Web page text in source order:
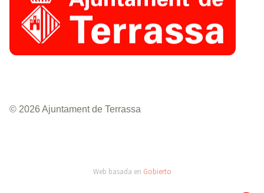
© 2026 Ajuntament de Terrassa
Web basada en Gobierto